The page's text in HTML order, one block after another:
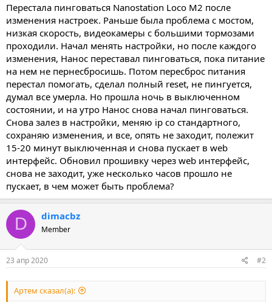
н
и
я
Перестала пинговаться Nanostation Loco M2 после
изменения настроек. Раньше была проблема с мостом,
низкая скорость, видеокамеры с большими тормозами
проходили. Начал менять настройки, но после каждого
изменения, Нанос переставал пинговаться, пока питание
на нем не пернесбросишь. Потом пересброс питания
перестал помогать, сделал полный reset, не пингуется,
думал все умерла. Но прошла ночь в выключенном
состоянии, и на утро Нанос снова начал пинговаться.
Снова залез в настройки, меняю ip со стандартного,
сохраняю изменения, и все, опять не заходит, полежит
15-20 минут выключенная и снова пускает в web
интерфейс. Обновил прошивку через web интерфейс,
снова не заходит, уже несколько часов прошло не
пускает, в чем может быть проблема?
D dimacbz
Member
23 апр 2020 #2
Артем сказал(а):